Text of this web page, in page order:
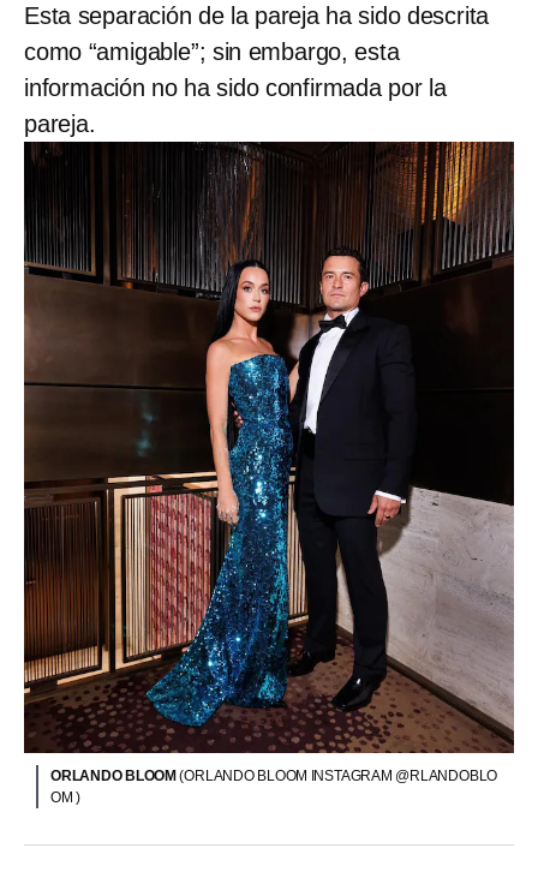
Esta separación de la pareja ha sido descrita
como “amigable”; sin embargo, esta
información no ha sido confirmada por la
pareja.
ORLANDO BLOOM(ORLANDO BLOOM INSTAGRAM @RLANDOBLO
OM )